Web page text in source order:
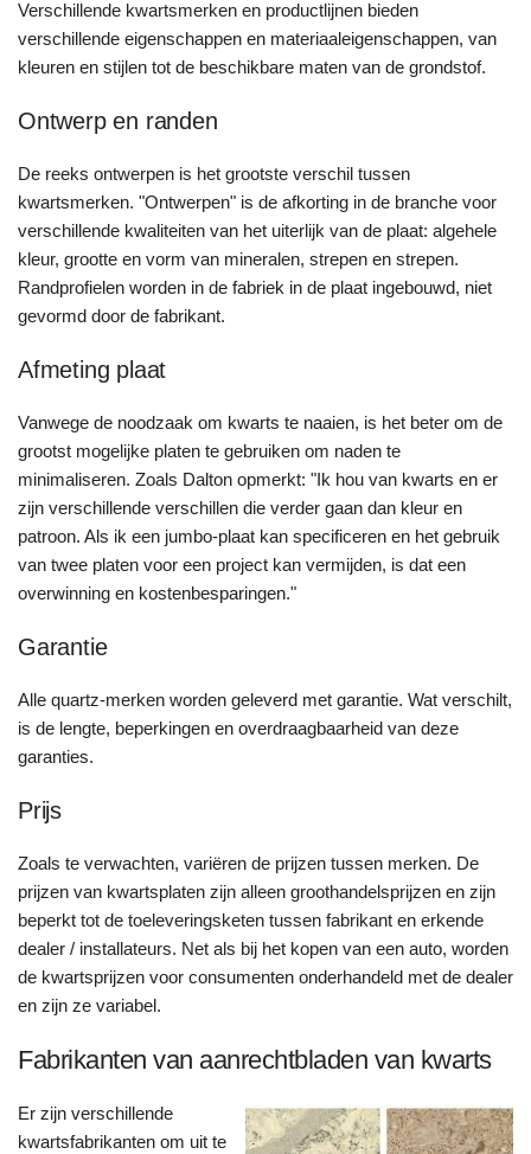
Verschillende kwartsmerken en productlijnen bieden
verschillende eigenschappen en materiaaleigenschappen, van
kleuren en stijlen tot de beschikbare maten van de grondstof.
Ontwerp en randen
De reeks ontwerpen is het grootste verschil tussen
kwartsmerken. "Ontwerpen" is de afkorting in de branche voor
verschillende kwaliteiten van het uiterlijk van de plaat: algehele
kleur, grootte en vorm van mineralen, strepen en strepen.
Randprofielen worden in de fabriek in de plaat ingebouwd, niet
gevormd door de fabrikant.
Afmeting plaat
Vanwege de noodzaak om kwarts te naaien, is het beter om de
grootst mogelijke platen te gebruiken om naden te
minimaliseren. Zoals Dalton opmerkt: "Ik hou van kwarts en er
zijn verschillende verschillen die verder gaan dan kleur en
patroon. Als ik een jumbo-plaat kan specificeren en het gebruik
van twee platen voor een project kan vermijden, is dat een
overwinning en kostenbesparingen."
Garantie
Alle quartz-merken worden geleverd met garantie. Wat verschilt,
is de lengte, beperkingen en overdraagbaarheid van deze
garanties.
Prijs
Zoals te verwachten, variëren de prijzen tussen merken. De
prijzen van kwartsplaten zijn alleen groothandelsprijzen en zijn
beperkt tot de toeleveringsketen tussen fabrikant en erkende
dealer / installateurs. Net als bij het kopen van een auto, worden
de kwartsprijzen voor consumenten onderhandeld met de dealer
en zijn ze variabel.
Fabrikanten van aanrechtbladen van kwarts
Er zijn verschillende
kwartsfabrikanten om uit te